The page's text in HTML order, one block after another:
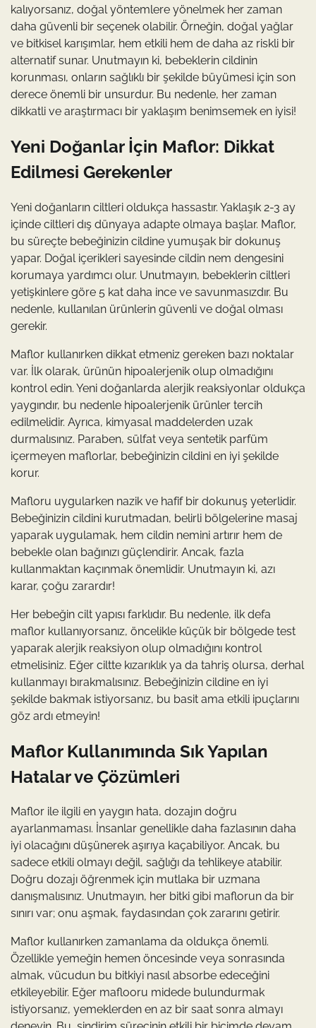
kalıyorsanız, doğal yöntemlere yönelmek her zaman
daha güvenli bir seçenek olabilir. Örneğin, doğal yağlar
ve bitkisel karışımlar, hem etkili hem de daha az riskli bir
alternatif sunar. Unutmayın ki, bebeklerin cildinin
korunması, onların sağlıklı bir şekilde büyümesi için son
derece önemli bir unsurdur. Bu nedenle, her zaman
dikkatli ve araştırmacı bir yaklaşım benimsemek en iyisi!
Yeni Doğanlar İçin Maflor: Dikkat
Edilmesi Gerekenler
Yeni doğanların ciltleri oldukça hassastır. Yaklaşık 2-3 ay
içinde ciltleri dış dünyaya adapte olmaya başlar. Maflor,
bu süreçte bebeğinizin cildine yumuşak bir dokunuş
yapar. Doğal içerikleri sayesinde cildin nem dengesini
korumaya yardımcı olur. Unutmayın, bebeklerin ciltleri
yetişkinlere göre 5 kat daha ince ve savunmasızdır. Bu
nedenle, kullanılan ürünlerin güvenli ve doğal olması
gerekir.
Maflor kullanırken dikkat etmeniz gereken bazı noktalar
var. İlk olarak, ürünün hipoalerjenik olup olmadığını
kontrol edin. Yeni doğanlarda alerjik reaksiyonlar oldukça
yaygındır, bu nedenle hipoalerjenik ürünler tercih
edilmelidir. Ayrıca, kimyasal maddelerden uzak
durmalısınız. Paraben, sülfat veya sentetik parfüm
içermeyen maflorlar, bebeğinizin cildini en iyi şekilde
korur.
Mafloru uygularken nazik ve hafif bir dokunuş yeterlidir.
Bebeğinizin cildini kurutmadan, belirli bölgelerine masaj
yaparak uygulamak, hem cildin nemini artırır hem de
bebekle olan bağınızı güçlendirir. Ancak, fazla
kullanmaktan kaçınmak önemlidir. Unutmayın ki, azı
karar, çoğu zarardır!
Her bebeğin cilt yapısı farklıdır. Bu nedenle, ilk defa
maflor kullanıyorsanız, öncelikle küçük bir bölgede test
yaparak alerjik reaksiyon olup olmadığını kontrol
etmelisiniz. Eğer ciltte kızarıklık ya da tahriş olursa, derhal
kullanmayı bırakmalısınız. Bebeğinizin cildine en iyi
şekilde bakmak istiyorsanız, bu basit ama etkili ipuçlarını
göz ardı etmeyin!
Maflor Kullanımında Sık Yapılan
Hatalar ve Çözümleri
Maflor ile ilgili en yaygın hata, dozajın doğru
ayarlanmaması. İnsanlar genellikle daha fazlasının daha
iyi olacağını düşünerek aşırıya kaçabiliyor. Ancak, bu
sadece etkili olmayı değil, sağlığı da tehlikeye atabilir.
Doğru dozajı öğrenmek için mutlaka bir uzmana
danışmalısınız. Unutmayın, her bitki gibi maflorun da bir
sınırı var; onu aşmak, faydasından çok zararını getirir.
Maflor kullanırken zamanlama da oldukça önemli.
Özellikle yemeğin hemen öncesinde veya sonrasında
almak, vücudun bu bitkiyi nasıl absorbe edeceğini
etkileyebilir. Eğer maflooru midede bulundurmak
istiyorsanız, yemeklerden en az bir saat sonra almayı